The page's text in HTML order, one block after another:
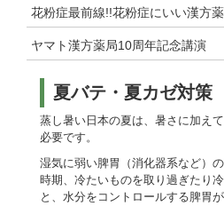
花粉症最前線!!花粉症にいい漢方薬
ヤマト漢方薬局10周年記念講演
夏バテ・夏カゼ対策
蒸し暑い日本の夏は、暑さに加え
必要です。
湿気に弱い脾胃（消化器系など）
時期、冷たいものを取り過ぎたり
と、水分をコントロールする脾胃